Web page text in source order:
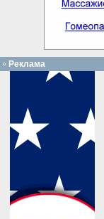
Реклама